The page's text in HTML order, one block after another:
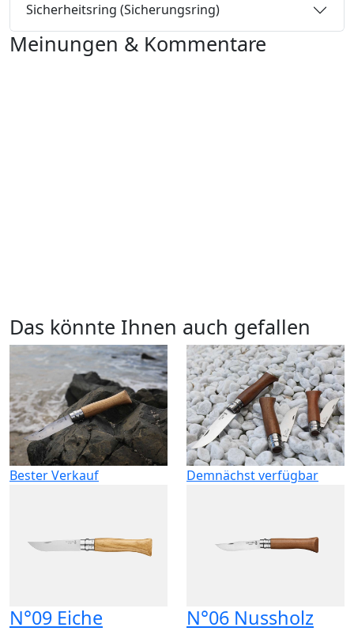
Sicherheitsring (Sicherungsring)
Meinungen & Kommentare
Das könnte Ihnen auch gefallen
Bester Verkauf
N°09 Eiche
Demnächst verfügbar
N°06 Nussholz